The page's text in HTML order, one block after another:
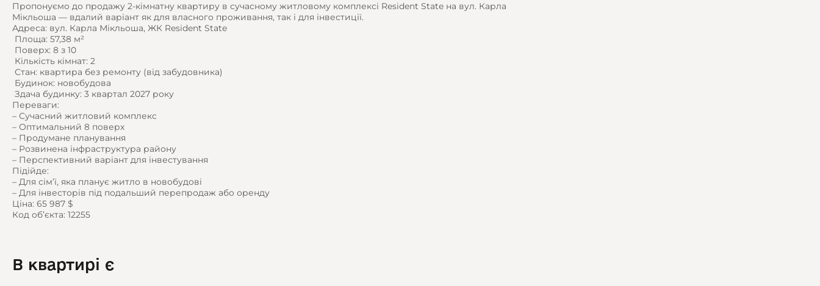
Пропонуємо до продажу 2-кімнатну квартиру в сучасному житловому комплексі Resident State на вул. Карла
Мікльоша — вдалий варіант як для власного проживання, так і для інвестиції.
Адреса: вул. Карла Мікльоша, ЖК Resident State
️ Площа: 57,38 м²
️ Поверх: 8 з 10
️ Кількість кімнат: 2
️ Стан: квартира без ремонту (від забудовника)
️ Будинок: новобудова
️ Здача будинку: 3 квартал 2027 року
Переваги:
– Сучасний житловий комплекс
– Оптимальний 8 поверх
– Продумане планування
– Розвинена інфраструктура району
– Перспективний варіант для інвестування
Підійде:
– Для сім’ї, яка планує житло в новобудові
– Для інвесторів під подальший перепродаж або оренду
Ціна: 65 987 $
Код об’єкта: 12255
В квартирі є